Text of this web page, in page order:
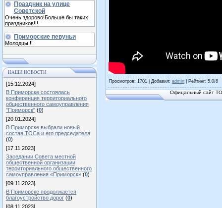
Праздник на улице
Советской
Очень здорово!Больше бы таких
праздников!!!
Приморские певуньи
Молодцы!!!
НАШИ НОВОСТИ
[15.12.2024]
В Приморске состоялась
конференция территориального
общественного самоуправления
"Приморск" (0)
[20.01.2024]
В Приморске выбрали новый
состав ТОСа и его председателя
(0)
[17.11.2023]
Заседании Совета местной
общественной организации
территориального общественного
самоуправления «Приморск» (0)
[09.11.2023]
В Приморске продолжается
благоустройство дорог (0)
[08.11.2023]
Просмотров: 1701 | Добавил: admin Рейтинг: 5.0/6
Офицальный сайт